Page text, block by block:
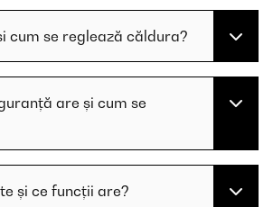
cum se reglează căldura?
are și cum se
și ce funcții are?